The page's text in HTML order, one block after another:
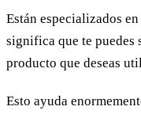
Están especializados
significa que te puedes
producto que deseas
Esto ayuda